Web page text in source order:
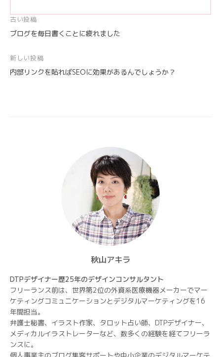
投
稿
ナ
ビ
古い投稿
ブログを毎日書くことに疲れました
新しい投稿
内部リンクを貼ればSEOに効果があるんでしょうか？
秋山アキラ
DTPデザイナー歴25年のデザインコンサルタント
フリーランス前は、世界第2位の外資系医療機器メーカーでマー
ケティングコミュニケーションとデジタルマーケティングを16
年間担当。
弁護士秘書、イラスト作家、タロット占い師、DTPデザイナー、
メディカルイラストレーターなど、数多くの経験を経てフリーラ
ンスに。